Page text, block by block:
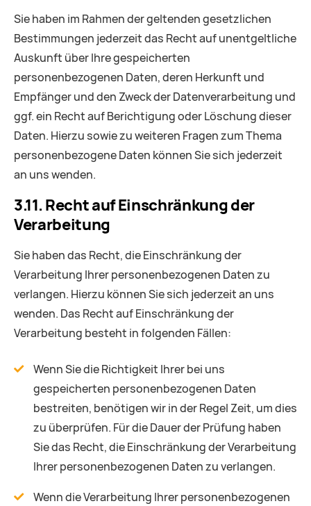
Sie haben im Rahmen der geltenden gesetzlichen
Bestimmungen jederzeit das Recht auf unentgeltliche
Auskunft über Ihre gespeicherten
personenbezogenen Daten, deren Herkunft und
Empfänger und den Zweck der Datenverarbeitung und
ggf. ein Recht auf Berichtigung oder Löschung dieser
Daten. Hierzu sowie zu weiteren Fragen zum Thema
personenbezogene Daten können Sie sich jederzeit
an uns wenden.
3.11. Recht auf Einschränkung der
Verarbeitung
Sie haben das Recht, die Einschränkung der
Verarbeitung Ihrer personenbezogenen Daten zu
verlangen. Hierzu können Sie sich jederzeit an uns
wenden. Das Recht auf Einschränkung der
Verarbeitung besteht in folgenden Fällen:
Wenn Sie die Richtigkeit Ihrer bei uns
gespeicherten personenbezogenen Daten
bestreiten, benötigen wir in der Regel Zeit, um dies
zu überprüfen. Für die Dauer der Prüfung haben
Sie das Recht, die Einschränkung der Verarbeitung
Ihrer personenbezogenen Daten zu verlangen.
Wenn die Verarbeitung Ihrer personenbezogenen